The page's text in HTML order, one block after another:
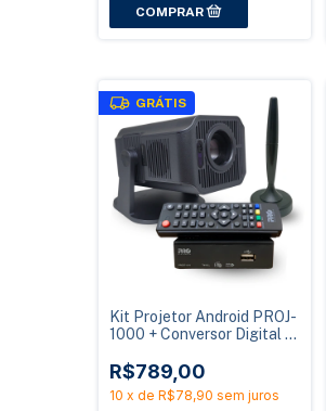
GRÁTIS
Kit Projetor Android PROJ-
1000 + Conversor Digital +
R$789,00
10 x de R$78,90 sem juros